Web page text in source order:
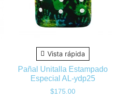
Vista rápida
Pañal Unitalla Estampado
Especial AL-ydp25
$175.00